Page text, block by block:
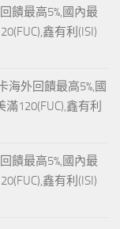
饋最高5%,國內最
鑫有利(ISI)
海外回饋最高5%,國
120(FUC),鑫有利
饋最高5%,國內最
鑫有利(ISI)